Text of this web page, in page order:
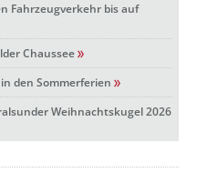
Fahrzeugverkehr bis auf
Chaussee
den Sommerferien
Weihnachtskugel 2026